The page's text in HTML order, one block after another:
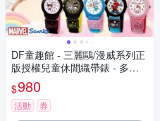
DF童趣館 - 三麗鷗/漫威系列正
版授權兒童休閒織帶錶 - 多款
可選
$980
活動 券